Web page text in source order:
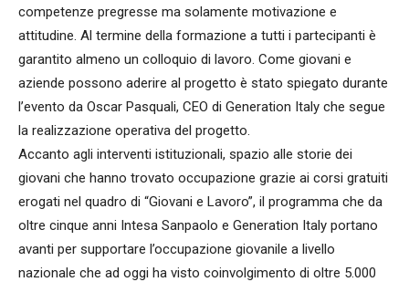
competenze pregresse ma solamente motivazione e
attitudine. Al termine della formazione a tutti i partecipanti è
garantito almeno un colloquio di lavoro. Come giovani e
aziende possono aderire al progetto è stato spiegato durante
l’evento da Oscar Pasquali, CEO di Generation Italy che segue
la realizzazione operativa del progetto.
Accanto agli interventi istituzionali, spazio alle storie dei
giovani che hanno trovato occupazione grazie ai corsi gratuiti
erogati nel quadro di “Giovani e Lavoro”, il programma che da
oltre cinque anni Intesa Sanpaolo e Generation Italy portano
avanti per supportare l’occupazione giovanile a livello
nazionale che ad oggi ha visto coinvolgimento di oltre 5.000